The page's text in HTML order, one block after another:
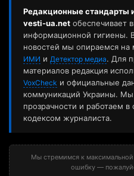
Редакционные стандарты
vesti-ua.net обеспечивает
информационной гигиены.
новостей мы опираемся
ИМИ и Детектор медиа. Для
материалов редакция
VoxCheck и официальные
коммуникаций Украины.
прозрачности и работаем в
кодексом журналиста.
Мы стремимся к
ошибку —